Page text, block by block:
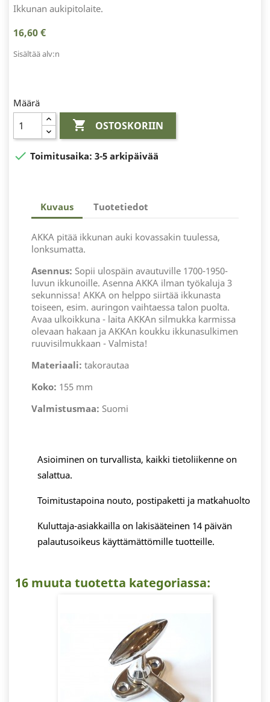
Ikkunan aukipitolaite.
16,60 €
Sisältää alv:n
Määrä
 OSTOSKORIIN
 Toimitusaika: 3-5 arkipäivää
Kuvaus Tuotetiedot
AKKA pitää ikkunan auki kovassakin tuulessa,
lonksumatta.
Asennus: Sopii ulospäin avautuville 1700-1950-
luvun ikkunoille. Asenna AKKA ilman työkaluja 3
sekunnissa! AKKA on helppo siirtää ikkunasta
toiseen, esim. auringon vaihtaessa talon puolta.
Avaa ulkoikkuna - laita AKKAn silmukka karmissa
olevaan hakaan ja AKKAn koukku ikkunasulkimen
ruuvisilmukkaan - Valmista!
Materiaali: takorautaa
Koko: 155 mm
Valmistusmaa: Suomi
Asioiminen on turvallista, kaikki tietoliikenne on
salattua.
Toimitustapoina nouto, postipaketti ja matkahuolto
Kuluttaja-asiakkailla on lakisääteinen 14 päivän
palautusoikeus käyttämättömille tuotteille.
16 muuta tuotetta kategoriassa: